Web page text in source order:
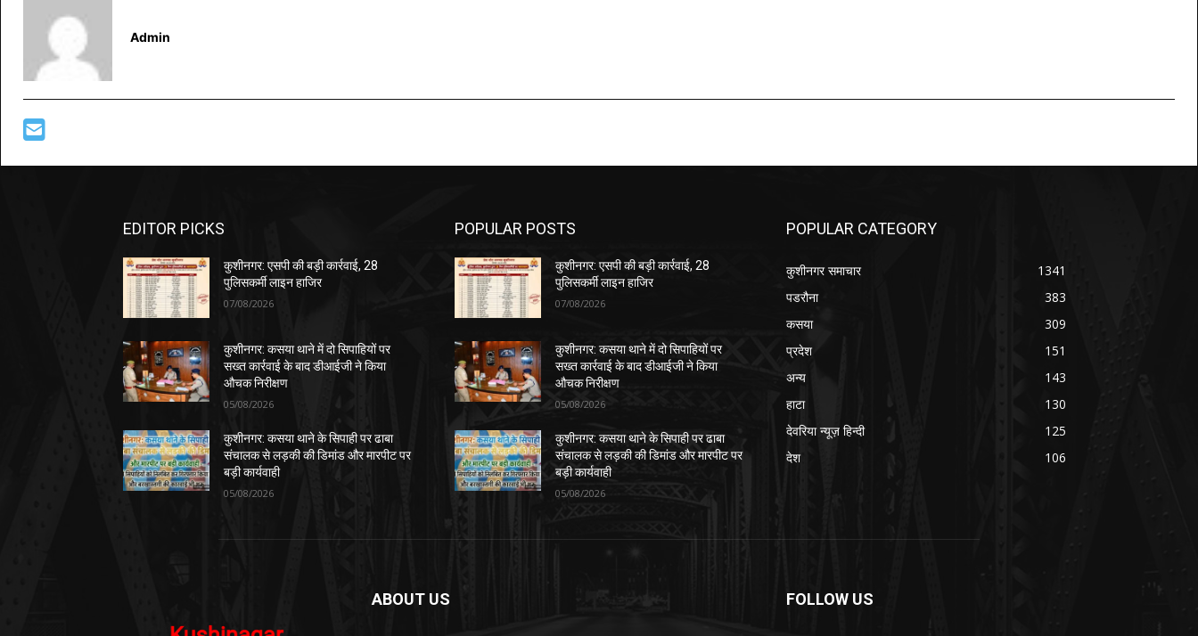
Admin
EDITOR PICKS
कुशीनगर: एसपी की बड़ी कार्रवाई, 28
पुलिसकर्मी लाइन हाजिर
07/08/2026
कुशीनगर: कसया थाने में दो सिपाहियों पर
सख्त कार्रवाई के बाद डीआईजी ने किया
औचक निरीक्षण
05/08/2026
कुशीनगर: कसया थाने के सिपाही पर ढाबा
संचालक से लड़की की डिमांड और मारपीट पर
बड़ी कार्यवाही
05/08/2026
POPULAR POSTS
कुशीनगर: एसपी की बड़ी कार्रवाई, 28
पुलिसकर्मी लाइन हाजिर
07/08/2026
कुशीनगर: कसया थाने में दो सिपाहियों पर
सख्त कार्रवाई के बाद डीआईजी ने किया
औचक निरीक्षण
05/08/2026
कुशीनगर: कसया थाने के सिपाही पर ढाबा
संचालक से लड़की की डिमांड और मारपीट पर
बड़ी कार्यवाही
05/08/2026
POPULAR CATEGORY
कुशीनगर समाचार
1341
पडरौना
383
कसया
309
प्रदेश
151
अन्य
143
हाटा
130
देवरिया न्यूज़ हिन्दी
125
देश
106
ABOUT US FOLLOW US